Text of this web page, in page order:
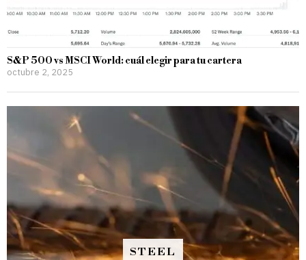
S&P 500 vs MSCI World: cuál elegir para tu cartera
octubre 2, 2025
STEEL